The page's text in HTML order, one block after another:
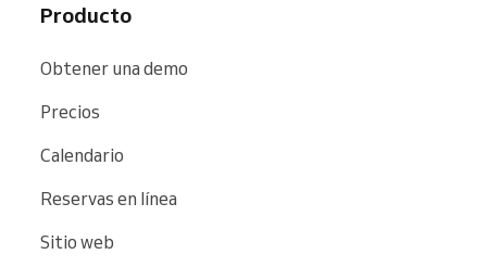
Producto
Obtener una demo
Precios
Calendario
Reservas en línea
Sitio web